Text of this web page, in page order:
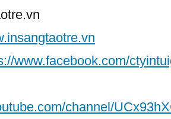
www.facebook.com/
channel/